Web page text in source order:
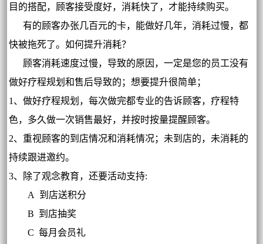
目的搭配，顾客接受度好，消耗快了，才能持续购买。
有的顾客办张几百元的卡，能做好几年，消耗过慢，都
快被拖死了。如何提升消耗？
顾客消耗速度过慢，导致的原因，一定是您的员工没有
做好疗程规划和售后导致的；想要提升很简单；
1、做好疗程规划，每次做完都专业的告诉顾客，疗程特
色，多久做一次销售最好，并按时按量提醒顾客。
2、重视顾客的到店情况和消耗情况；未到店的，未消耗的
持续跟进邀约。
3、除了观念教育，还要活动支持:
A 到店送积分
B 到店抽奖
C 每月会员礼